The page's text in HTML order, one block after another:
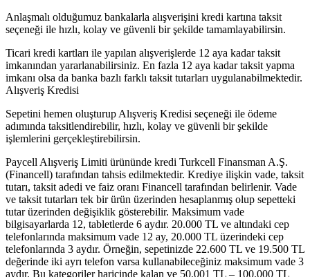
Anlaşmalı olduğumuz bankalarla alışverişini kredi kartına taksit
seçeneği ile hızlı, kolay ve güvenli bir şekilde tamamlayabilirsin.
Ticari kredi kartları ile yapılan alışverişlerde 12 aya kadar taksit
imkanından yararlanabilirsiniz. En fazla 12 aya kadar taksit yapma
imkanı olsa da banka bazlı farklı taksit tutarları uygulanabilmektedir.
Alışveriş Kredisi
Sepetini hemen oluşturup Alışveriş Kredisi seçeneği ile ödeme
adımında taksitlendirebilir, hızlı, kolay ve güvenli bir şekilde
işlemlerini gerçekleştirebilirsin.
Paycell Alışveriş Limiti ürününde kredi Turkcell Finansman A.Ş.
(Financell) tarafından tahsis edilmektedir. Krediye ilişkin vade, taksit
tutarı, taksit adedi ve faiz oranı Financell tarafından belirlenir. Vade
ve taksit tutarları tek bir ürün üzerinden hesaplanmış olup sepetteki
tutar üzerinden değişiklik gösterebilir. Maksimum vade
bilgisayarlarda 12, tabletlerde 6 aydır. 20.000 TL ve altındaki cep
telefonlarında maksimum vade 12 ay, 20.000 TL üzerindeki cep
telefonlarında 3 aydır. Örneğin, sepetinizde 22.600 TL ve 19.500 TL
değerinde iki ayrı telefon varsa kullanabileceğiniz maksimum vade 3
aydır. Bu kategoriler haricinde kalan ve 50.001 TL – 100.000 TL